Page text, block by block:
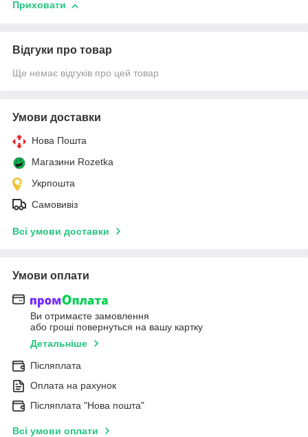
Приховати
Відгуки про товар
Ще немає відгуків про цей товар
Умови доставки
Нова Пошта
Магазини Rozetka
Укрпошта
Самовивіз
Всі умови доставки
Умови оплати
Ви отримаєте замовлення
або гроші повернуться на вашу картку
Детальніше
Післяплата
Оплата на рахунок
Післяплата "Нова пошта"
Всі умови оплати